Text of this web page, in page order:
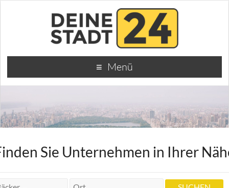
Menü
Sie Unternehmen in Ihrer